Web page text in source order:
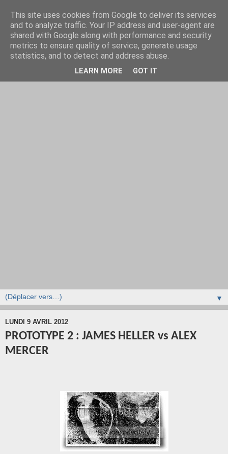
▼
LUNDI 9 AVRIL 2012
PROTOTYPE 2 : JAMES HELLER vs ALEX
MERCER
This site uses cookies from Google to deliver its services
and to analyze traffic. Your IP address and user-agent are
shared with Google along with performance and security
metrics to ensure quality of service, generate usage
statistics, and to detect and address abuse.
LEARN MORE GOT IT